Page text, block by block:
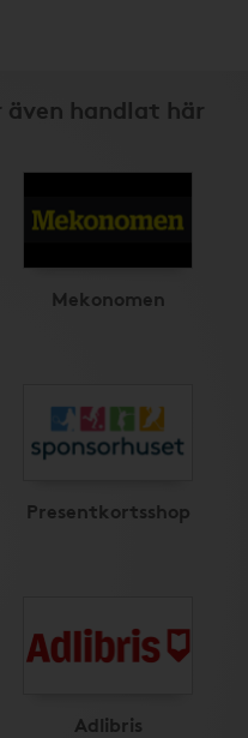
även handlat här
Mekonomen
Presentkortsshop
Adlibris